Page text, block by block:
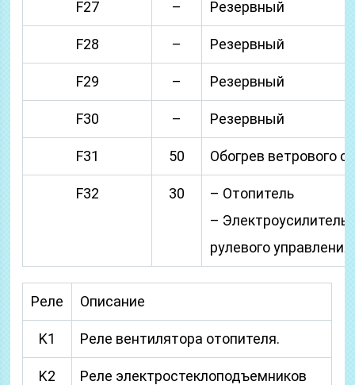
F27 – Резервный
F28 – Резервный
F29 – Резервный
F30 – Резервный
F31 50 Обогрев ветрового
F32 30
– Отопитель
– Электроусилитель
рулевого управления
Реле Описание
K1 Реле вентилятора отопителя.
K2 Реле электростеклоподъемников